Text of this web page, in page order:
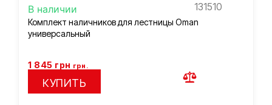
В наличии 131510
Комплект наличников для лестницы Oman
универсальный
1 845 грн грн.
КУПИТЬ